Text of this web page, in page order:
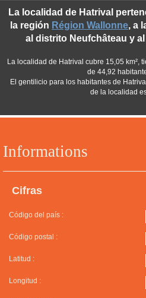
Informations
Cifras
Código del país :
Código postal :
Latitud :
Longitud :
La localidad de Hatrival
la región Région Wallonne, a
al distrito Neufchâteau y
La localidad de Hatrival cubre 15,05 km²,
de 44,92
El gentilicio para los habitantes de
de la localidad